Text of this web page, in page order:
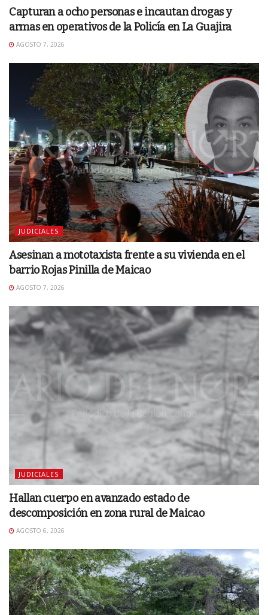
Capturan a ocho personas e incautan drogas y
armas en operativos de la Policía en La Guajira
AGOSTO 7, 2026
JUDICIALES
Asesinan a mototaxista frente a su vivienda en el
barrio Rojas Pinilla de Maicao
AGOSTO 7, 2026
JUDICIALES
Hallan cuerpo en avanzado estado de
descomposición en zona rural de Maicao
AGOSTO 6, 2026